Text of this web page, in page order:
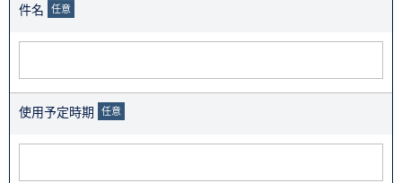
件名 任意
使用予定時期 任意